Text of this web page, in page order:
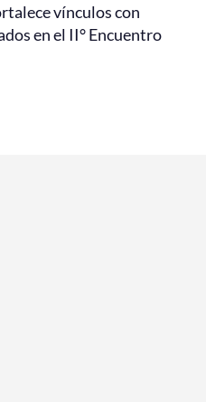
vínculos con
en el II° Encuentro